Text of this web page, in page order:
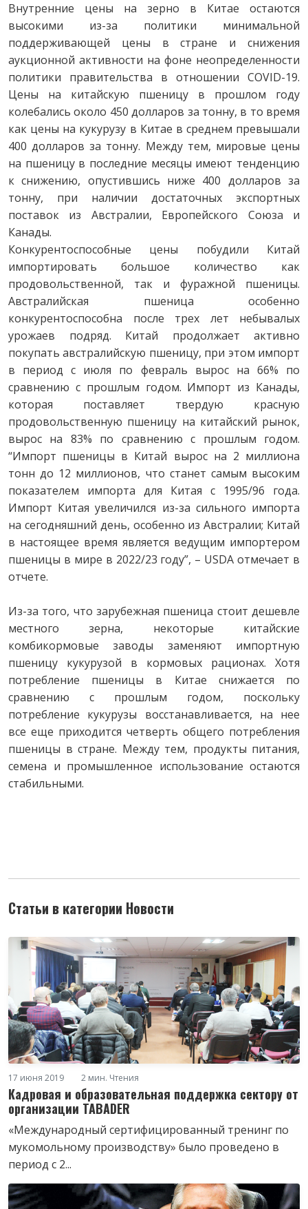
Внутренние цены на зерно в Китае остаются
высокими из-за политики минимальной
поддерживающей цены в стране и снижения
аукционной активности на фоне неопределенности
политики правительства в отношении COVID-19.
Цены на китайскую пшеницу в прошлом году
колебались около 450 долларов за тонну, в то время
как цены на кукурузу в Китае в среднем превышали
400 долларов за тонну. Между тем, мировые цены
на пшеницу в последние месяцы имеют тенденцию
к снижению, опустившись ниже 400 долларов за
тонну, при наличии достаточных экспортных
поставок из Австралии, Европейского Союза и
Канады.
Конкурентоспособные цены побудили Китай
импортировать большое количество как
продовольственной, так и фуражной пшеницы.
Австралийская пшеница особенно
конкурентоспособна после трех лет небывалых
урожаев подряд. Китай продолжает активно
покупать австралийскую пшеницу, при этом импорт
в период с июля по февраль вырос на 66% по
сравнению с прошлым годом. Импорт из Канады,
которая поставляет твердую красную
продовольственную пшеницу на китайский рынок,
вырос на 83% по сравнению с прошлым годом.
“Импорт пшеницы в Китай вырос на 2 миллиона
тонн до 12 миллионов, что станет самым высоким
показателем импорта для Китая с 1995/96 года.
Импорт Китая увеличился из-за сильного импорта
на сегодняшний день, особенно из Австралии; Китай
в настоящее время является ведущим импортером
пшеницы в мире в 2022/23 году”, – USDA отмечает в
отчете.
Из-за того, что зарубежная пшеница стоит дешевле
местного зерна, некоторые китайские
комбикормовые заводы заменяют импортную
пшеницу кукурузой в кормовых рационах. Хотя
потребление пшеницы в Китае снижается по
сравнению с прошлым годом, поскольку
потребление кукурузы восстанавливается, на нее
все еще приходится четверть общего потребления
пшеницы в стране. Между тем, продукты питания,
семена и промышленное использование остаются
стабильными.
Статьи в категории Новости
17 июня 2019 2 мин. Чтения
Кадровая и образовательная поддержка сектору от
организации TABADER
«Международный сертифицированный тренинг по
мукомольному производству» было проведено в
период с 2...